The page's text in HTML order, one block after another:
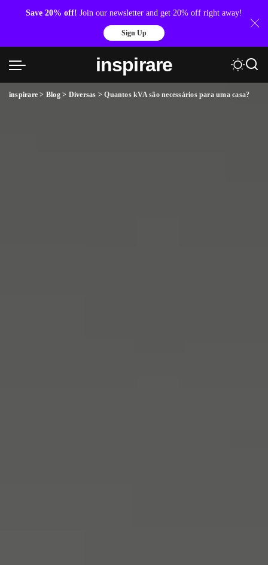
Save 20% off! Join our newsletter and get 20% off right away!
Sign Up
inspirare
inspirare > Blog> Diversas >Quantos kVA são necessários para uma casa?